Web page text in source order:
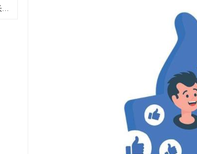
佛山附近代做审计报告多长时间做好 标书打印封装